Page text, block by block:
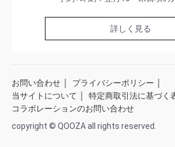
詳しく見る
お問い合わせ ｜ プライバシーポリシー ｜
当サイトについて ｜ 特定商取引法に基づく
コラボレーションのお問い合わせ
copyright © QOOZA all rights reserved.